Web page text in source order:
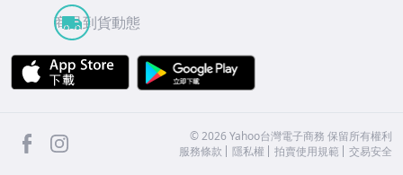
商品到貨動態
APP Store
facebook ©2026 Yahoo台灣電子商務 保留所有權利
服務條款
隱私權 拍賣使用規範 交易安全